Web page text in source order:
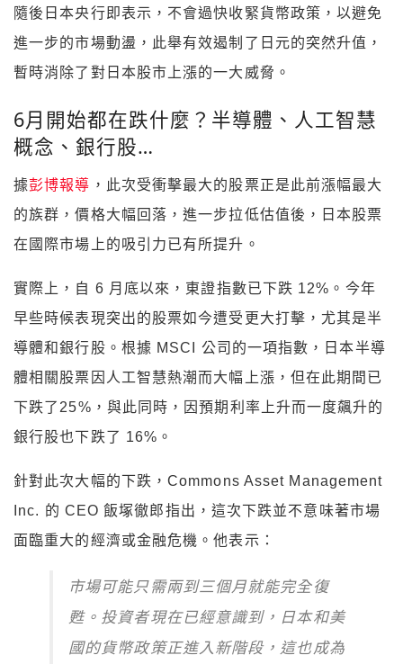
隨後日本央行即表示，不會過快收緊貨幣政策，以避免
進一步的市場動盪，此舉有效遏制了日元的突然升值，
暫時消除了對日本股市上漲的一大威脅。
6月開始都在跌什麼？半導體、人工智慧
概念、銀行股…
據彭博報導 ，此次受衝擊最大的股票正是此前漲幅最大
的族群，價格大幅回落，進一步拉低估值後，日本股票
在國際市場上的吸引力已有所提升。
實際上，自 6 月底以來，東證指數已下跌 12%。今年
早些時候表現突出的股票如今遭受更大打擊，尤其是半
導體和銀行股。根據 MSCI 公司的一項指數，日本半導
體相關股票因人工智慧熱潮而大幅上漲，但在此期間已
下跌了25%，與此同時，因預期利率上升而一度飆升的
銀行股也下跌了 16%。
針對此次大幅的下跌，Commons Asset Management
Inc. 的 CEO 飯塚徹郎指出，這次下跌並不意味著市場
面臨重大的經濟或金融危機。他表示：
市場可能只需兩到三個月就能完全復
甦。投資者現在已經意識到，日本和美
國的貨幣政策正進入新階段，這也成為